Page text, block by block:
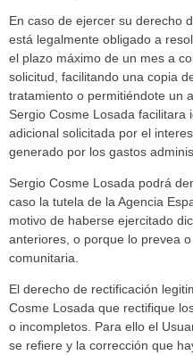
En caso de ejercer su derecho
está legalmente obligado a
el plazo máximo de un mes a
solicitud, facilitando una copia
tratamiento o permitiéndote un
Sergio Cosme Losada
adicional solicitada por el
generado por los gastos
Sergio Cosme Losada podrá
caso la tutela de la Agencia
motivo de haberse ejercitado
anteriores, o porque lo prevea
comunitaria.
El derecho de rectificación
Cosme Losada que rectifique
o incompletos. Para ello el
se refiere y la corrección que